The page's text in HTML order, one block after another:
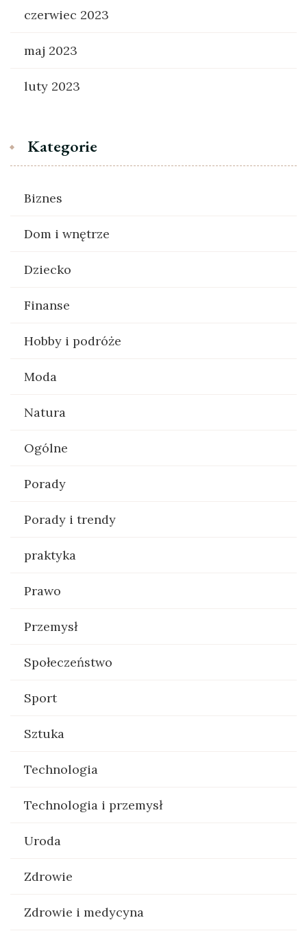
czerwiec 2023
maj 2023
luty 2023
Kategorie
Biznes
Dom i wnętrze
Dziecko
Finanse
Hobby i podróże
Moda
Natura
Ogólne
Porady
Porady i trendy
praktyka
Prawo
Przemysł
Społeczeństwo
Sport
Sztuka
Technologia
Technologia i przemysł
Uroda
Zdrowie
Zdrowie i medycyna